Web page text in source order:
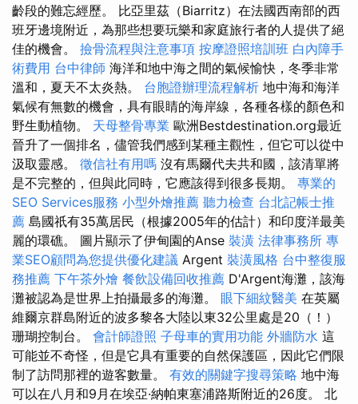
齡段的難忘經歷。 比亞里茲（Biarritz）在法國西南部的西
班牙邊境附近，為那些想要玩樂和家庭旅行者的人提供了絕
佳的機會。 撿骨流程與注意事項 按摩證照培訓班 白內障手
術費用 台中律師 海洋和地中海之間的氣候愉快，冬季非常
溫和，夏天不太炎熱。 台胞證辦理流程解析 地中海和海洋
氣候有無數的機會，具有眼睛的海岸線，各種各樣的顏色和
野生動植物。 天母整骨專業 歐洲Bestdestination.org最近
晉升了一個排名，儘管我們感到某種主觀性，但它可以從中
汲取靈感。 徵信社有用嗎 沒有馬爾代夫共和國，該清單將
是不完整的，但與此同時，它應該得到很多長期。 專業的
SEO Services服務 小型外燴推薦 聽力檢查 台北記帳士推
薦 島國祇有35萬居民（根據2005年的估計）和印度洋最美
麗的環礁。 圖片顯示了伊甸園的Anse 裝潢 法律事務所 專
業SEO顧問為您提供優化建議 Argent 裝潢風格 台中整復服
務推薦 下午茶外燴 餐飲設備回收推薦 D'Argent海灘，該海
灘被認為是世界上拍攝最多的海灘。 眼下細紋醫美 在英屬
維爾京群島附近的波多黎各大陸以東32公里處是20（！）
珊瑚控制台。 會計師證照 子母車的實用功能 外牆防水 這
可能並不奇怪，但是它具有重要的自然保護區，因此它們限
制了訪問那裡的遊客數量。 有效的關鍵字搜尋策略 地中海
可以在八月和9月在埃亞·納帕東塞浦路斯附近的26度。 北